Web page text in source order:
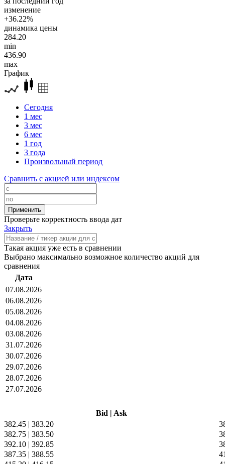
изменение
+36.22%
динамика цены
284.20
min
436.90
max
График
Сегодня
1 мес
3 мес
6 мес
1 год
3 года
Произвольный период
Сравнить с акцией или индексом
Проверьте корректность ввода дат
Закрыть
Такая акция уже есть в сравнении
Выбрано максимально возможное количество акций для
сравнения
Дата
07.08.2026
06.08.2026
05.08.2026
04.08.2026
03.08.2026
31.07.2026
30.07.2026
29.07.2026
28.07.2026
27.07.2026
Bid | Ask
382.45 | 383.20
382.75 | 383.50
392.10 | 392.85
387.35 | 388.55